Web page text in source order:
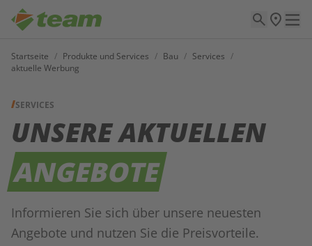
Startseite / Produkte und Services / Bau / Services /
aktuelle Werbung
SERVICES
UNSERE AKTUELLEN
ANGEBOTE
Informieren Sie sich über unsere neuesten
Angebote und nutzen Sie die Preisvorteile.